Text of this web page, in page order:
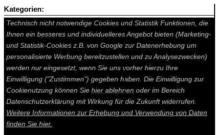
Auf dieser Seite werden technisch notwendige Cookies gesetzt.
Technisch nicht notwendige Cookies und Statistik Funktionen, die
Ihnen ein besseres und individuelleres Angebot bieten (Marketing-
und Statistik-Cookies z.B. von Google zur Datenerhebung um
personalisierte Werbung bereitzustellen und zu Analysezwecken)
werden nur eingesetzt, wenn Sie uns vorher hierzu Ihre
Einwilligung ("Zustimmen") gegeben haben. Die Einwilligung zur
Cookienutzung können Sie hier ablehnen oder im Bereich
Datenschutzerklärung mit Wirkung für die Zukunft widerrufen.
Weitere Informationen zur Erhebung und Verwendung von Daten
finden Sie hier.
Kategorien: